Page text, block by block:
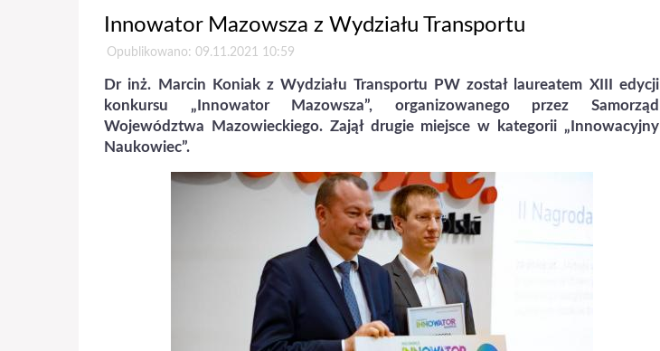
Innowator Mazowsza z Wydziału Transportu
Opublikowano: 09.11.2021 10:59
Dr inż. Marcin Koniak z Wydziału Transportu PW został laureatem XIII edycji
konkursu „Innowator Mazowsza”, organizowanego przez Samorząd
Województwa Mazowieckiego. Zajął drugie miejsce w kategorii „Innowacyjny
Naukowiec”.